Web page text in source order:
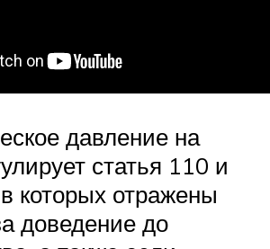
давление на
статья 110 и
которых отражены
доведение до